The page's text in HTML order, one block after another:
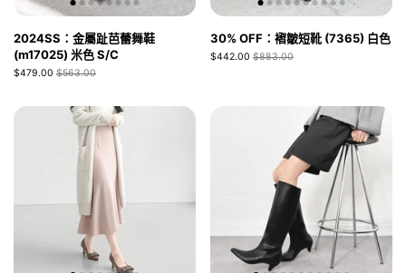
2024SS：金屬趾芭蕾舞鞋
(m17025) 米色 S/C
$479.00 $563.00
30% OFF：褶皺短靴 (7365) 白色
$442.00 $883.00